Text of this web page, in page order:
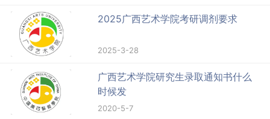
2025广西艺术学院考研调剂要求
2025-3-28
广西艺术学院研究生录取通知书什么
时候发
2020-5-7